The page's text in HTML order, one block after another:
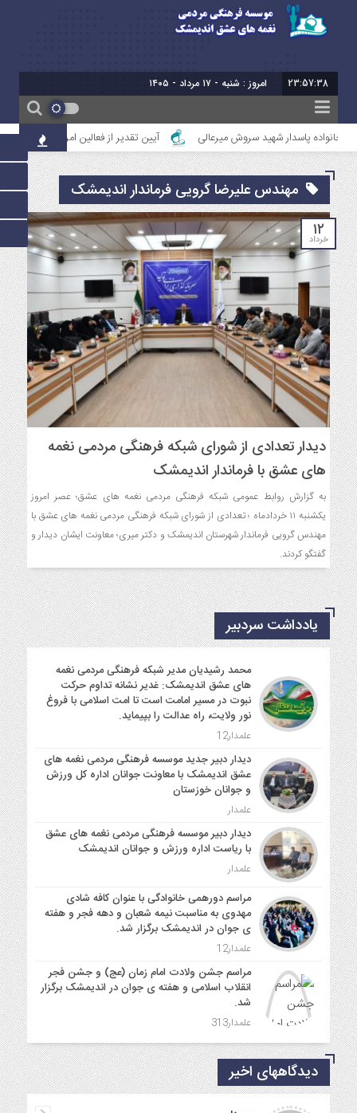
23:57:38 امروز : شنبه - ۱۷ مرداد - ۱۴۰۵
خانواده پاسدار شهید سروش میرعالی آیین تقدیر از فعالین امر ازدواج استان
مهندس علیرضا گرویی فرماندار اندیمشک
۱۲
خرداد
دیدار تعدادی از شورای شبکه فرهنگی مردمی نغمه
های عشق با فرماندار اندیمشک
به گزارش روابط عمومی شبکه فرهنگی مردمی نغمه های عشق؛ عصر امروز
یکشنبه ۱۱ خردادماه ؛ تعدادی از شورای شبکه فرهنگی مردمی نغمه های عشق با
مهندس گرویی فرماندار شهرستان اندیمشک و دکتر میری؛ معاونت ایشان دیدار و
گفتگو کردند.
یادداشت سردبیر
محمد رشیدیان مدیر شبکه فرهنگی مردمی نغمه
های عشق اندیمشک: غدیر نشانه تداوم حرکت
نبوت در مسیر امامت است تا امت اسلامی با فروغ
نور ولایت، راه عدالت را بپیماید.
علمدار12
دیدار دبیر جدید موسسه فرهنگی مردمی نغمه های
عشق اندیمشک با معاونت جوانان اداره کل ورزش
و جوانان خوزستان
علمدار
دیدار دبیر موسسه فرهنگی مردمی نغمه های عشق
با ریاست اداره ورزش و جوانان اندیمشک
علمدار
مراسم دورهمی خانوادگی با عنوان کافه شادی
مهدوی به مناسبت نیمه شعبان و دهه فجر و هفته
ی جوان در اندیمشک برگزار شد.
علمدار12
مراسم جشن ولادت امام زمان (عج) و جشن فجر
انقلاب اسلامی و هفته ی جوان در اندیمشک برگزار
شد.
علمدار313
دیدگاههای اخیر